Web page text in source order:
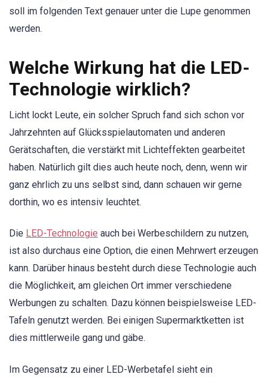
soll im folgenden Text genauer unter die Lupe genommen
werden.
Welche Wirkung hat die LED-
Technologie wirklich?
Licht lockt Leute, ein solcher Spruch fand sich schon vor
Jahrzehnten auf Glücksspielautomaten und anderen
Gerätschaften, die verstärkt mit Lichteffekten gearbeitet
haben. Natürlich gilt dies auch heute noch, denn, wenn wir
ganz ehrlich zu uns selbst sind, dann schauen wir gerne
dorthin, wo es intensiv leuchtet.
Die LED-Technologie auch bei Werbeschildern zu nutzen,
ist also durchaus eine Option, die einen Mehrwert erzeugen
kann. Darüber hinaus besteht durch diese Technologie auch
die Möglichkeit, am gleichen Ort immer verschiedene
Werbungen zu schalten. Dazu können beispielsweise LED-
Tafeln genutzt werden. Bei einigen Supermarktketten ist
dies mittlerweile gang und gäbe.
Im Gegensatz zu einer LED-Werbetafel sieht ein